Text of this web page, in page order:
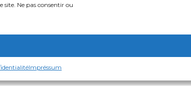
site. Ne pas consentir ou
Impréssum